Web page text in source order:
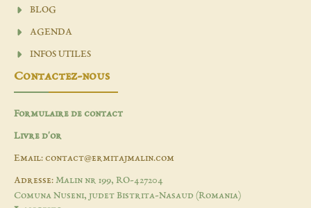
BLOG
AGENDA
INFOS UTILES
Contactez-nous
Formulaire de contact
Livre d'or
Email: contact@ermitajmalin.com
Adresse: Malin nr 199, RO-427204
Comuna Nuseni, judet Bistrita-Nasaud (Romania)